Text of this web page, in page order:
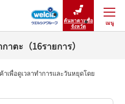
ค้นหาตามชื่อ
จังหวัด
เมนู
ปิดเมนู
าตะ（16รายการ）
เพื่อดูเวลาทำการและวันหยุดโดย